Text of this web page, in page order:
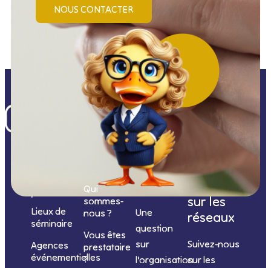
NOUS CONTACTER
prestations
Lieux de
séminaire
Agences
événementielles
Informations
Qui
sommes-
nous ?
Vous êtes
prestataire
?
Nous
contacter
Une
question
sur
l’organisation
Nous
suivre
sur les
réseaux
Suivez-nous
sur les